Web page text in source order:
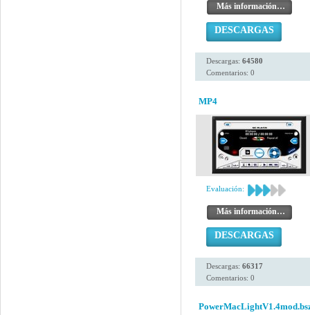
Más información…
DESCARGAS
Descargas: 64580
Comentarios: 0
MP4
Evaluación:
Más información…
DESCARGAS
Descargas: 66317
Comentarios: 0